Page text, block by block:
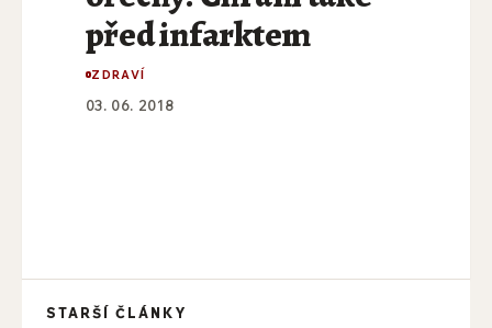
před infarktem
ZDRAVÍ
03. 06. 2018
STARŠÍ ČLÁNKY